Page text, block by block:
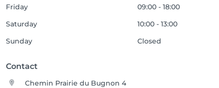
Friday
09:00 - 18:00
Saturday
10:00 - 13:00
Sunday
Closed
Contact
Chemin Prairie du Bugnon 4